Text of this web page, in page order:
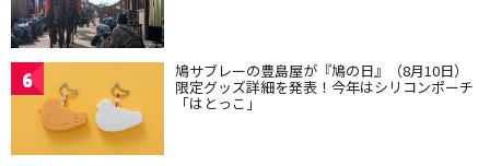
6 鳩サブレーの豊島屋が『鳩の日』（8月10日）
限定グッズ詳細を発表！今年はシリコンポーチ
「はとっこ」